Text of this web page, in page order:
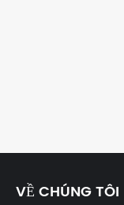
VỀ CHÚNG TÔI